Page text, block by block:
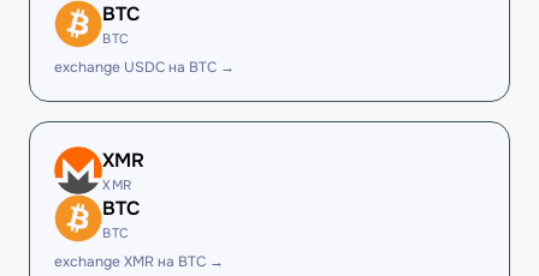
BTC
BTC
exchange USDC на BTC →
XMR
XMR
BTC
BTC
exchange XMR на BTC →